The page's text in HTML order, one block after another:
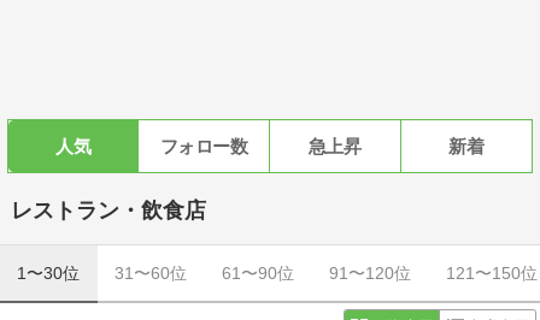
人気 フォロー数 急上昇 新着
レストラン・飲食店
1〜30位 31〜60位 61〜90位 91〜120位 121〜150位